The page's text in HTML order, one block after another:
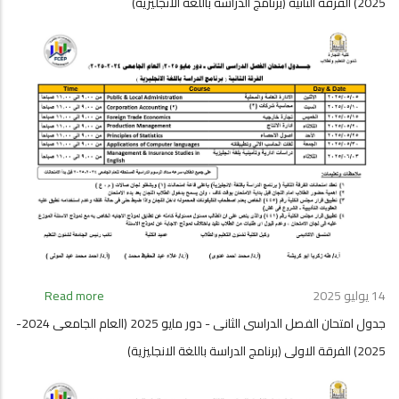
الثانى
-
دور
مايو
2025
(العام
الجامعى
الفرقة
Read more
جدول
امتحان
الثانى
14 يوليو 2025
جدول امتحان الفصل الدراسى الثانى - دور مايو 2025 (العام الجامعى 2024-
2025) الفرقة الاولى (برنامج الدراسة باللغة الانجليزية)